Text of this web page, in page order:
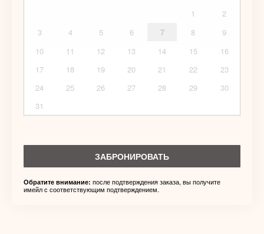
1
2
3
4 5 6 7 8
9
10
11 12 13 14 15
16
17
18 19 20 21 22
23
24
25 26 27 28 29
30
31
ЗАБРОНИРОВАТЬ
Обратите внимание: после подтверждения заказа, вы получите
имейл с соответствующим подтверждением.